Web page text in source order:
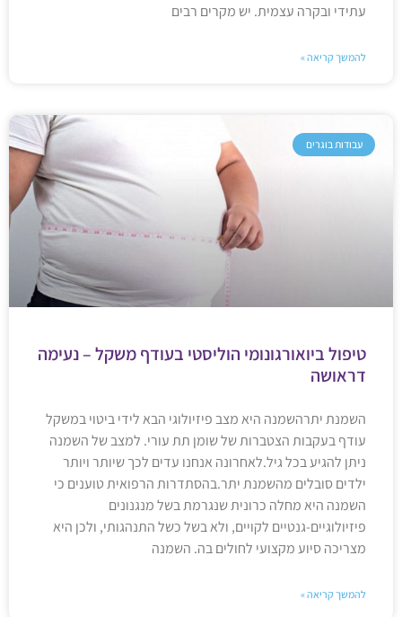
עתידי ובקרה עצמית. יש מקרים רבים
להמשך קריאה »
עבודות בוגרים
טיפול ביואורגונומי הוליסטי בעודף משקל – נעימה
דראושה
השמנת יתרהשמנה היא מצב פיזיולוגי הבא לידי ביטוי במשקל
עודף בעקבות הצטברות של שומן תת עורי. למצב של השמנה
ניתן להגיע בכל גיל.לאחרונה אנחנו עדים לכך שיותר ויותר
ילדים סובלים מהשמנת יתר.בהסתדרות הרפואית טוענים כי
השמנה היא מחלה כרונית שנגרמת בשל מנגנונים
פיזיולוגיים-גנטיים לקויים, ולא בשל כשל התנהגותי, ולכן היא
מצריכה סיוע מקצועי לחולים בה. השמנה
להמשך קריאה »